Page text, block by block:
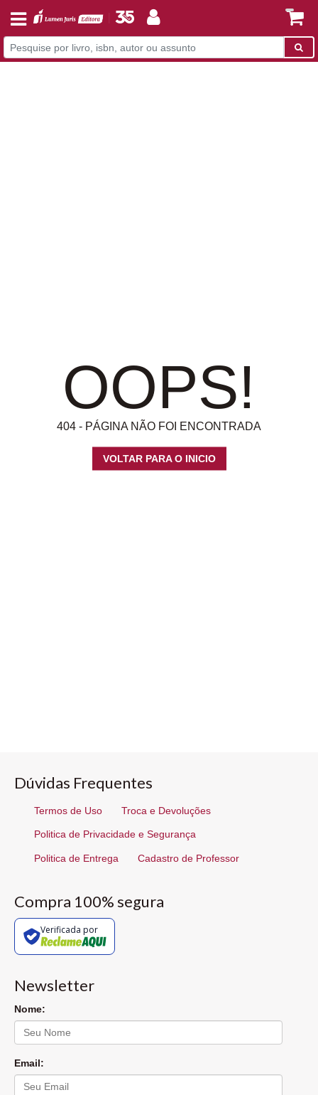
OOPS!
404 - PÁGINA NÃO FOI ENCONTRADA
VOLTAR PARA O INICIO
Dúvidas Frequentes
Termos de Uso Troca e Devoluções
Politica de Privacidade e Segurança
Politica de Entrega Cadastro de Professor
Compra 100% segura
Verificada por
Newsletter
Nome:
Email: